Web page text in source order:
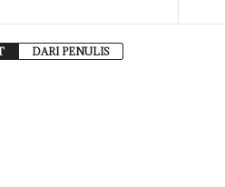
DARI PENULIS